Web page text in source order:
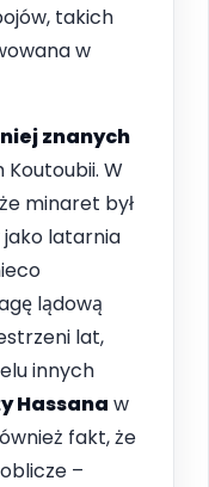
takich
w
znanych
W
minaret był
latarnia
lądową
lat,
innych
Hassana w
fakt, że
–